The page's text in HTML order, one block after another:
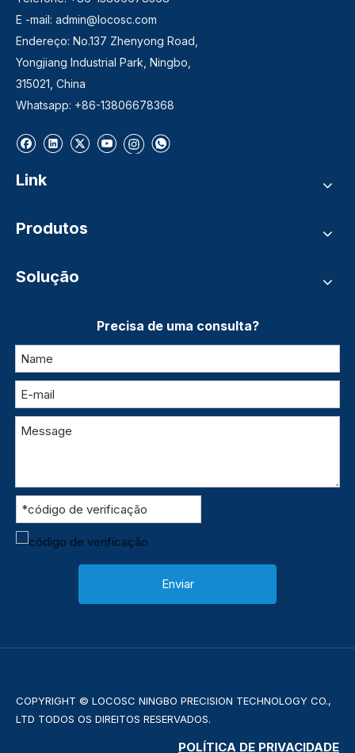
E -mail: admin@locosc.com
Endereço: No.137 Zhenyong Road,
Yongjiang Industrial Park, Ningbo,
315021, China
Whatsapp: +86-13806678368
Link
Produtos
Solução
Precisa de uma consulta?
Enviar
COPYRIGHT © LOCOSC NINGBO PRECISION TECHNOLOGY CO.,
LTD TODOS OS DIREITOS RESERVADOS.
POLÍTICA DE PRIVACIDADE